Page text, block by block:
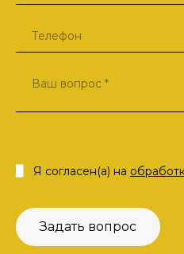
Задать вопрос
Я согласен(а) на